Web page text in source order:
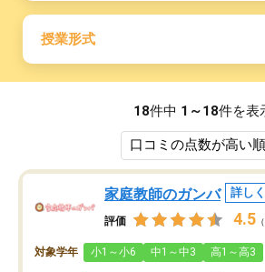
授業形式
18件中 1～18件を表
家庭教師のガンバ 詳し
評価 4.5
対象学年 小1～小6 中1～中3 高1～高3